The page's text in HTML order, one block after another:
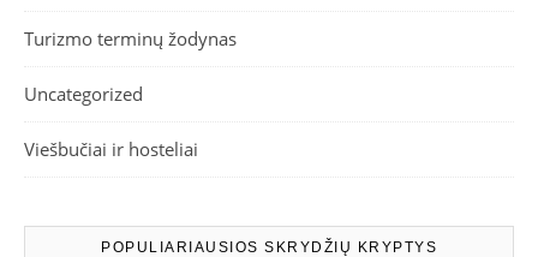
Turizmo terminų žodynas
Uncategorized
Viešbučiai ir hosteliai
POPULIARIAUSIOS SKRYDŽIŲ KRYPTYS